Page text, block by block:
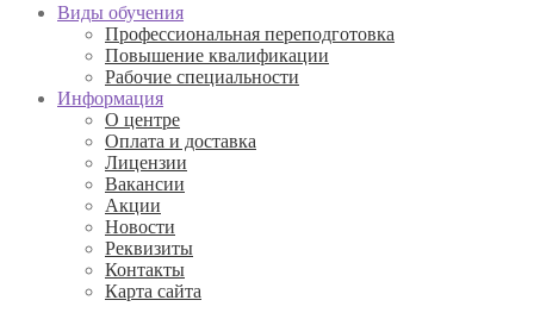
Виды обучения
Профессиональная переподготовка
Повышение квалификации
Рабочие специальности
Информация
О центре
Оплата и доставка
Лицензии
Вакансии
Акции
Новости
Реквизиты
Контакты
Карта сайта